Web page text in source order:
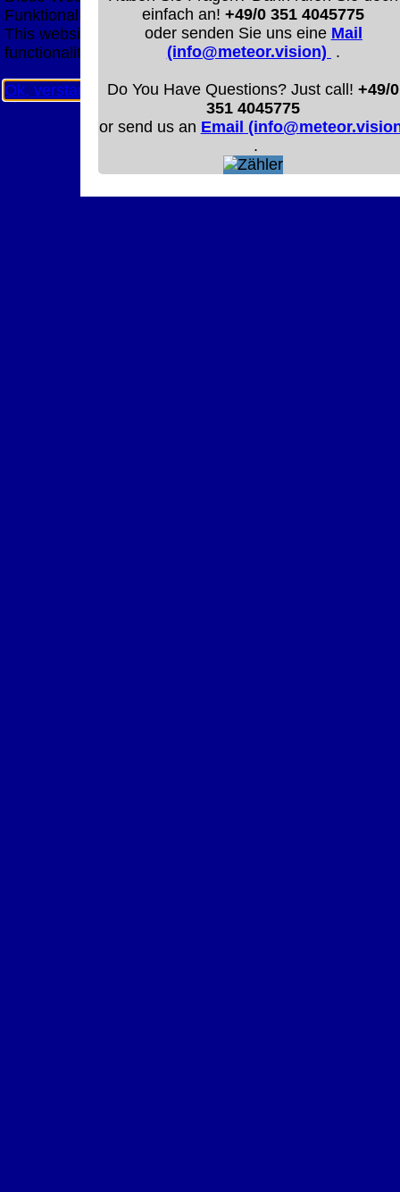
einfach an!+49/0 351 4045775
oder senden Sie uns eine Mail
(info@meteor.vision) .
Do You Have Questions? Just call!+49/0
351 4045775
or send us an Email
.
Funktionalität bieten zu können.
This website uses cookies to provide the best possible
functionality.
Ok, verstanden Mehr Infos